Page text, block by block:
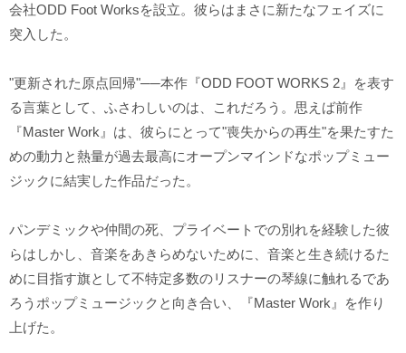
会社ODD Foot Worksを設立。彼らはまさに新たなフェイズに
突入した。
"更新された原点回帰"──本作『ODD FOOT WORKS 2』を表す
る言葉として、ふさわしいのは、これだろう。思えば前作
『Master Work』は、彼らにとって"喪失からの再生"を果たすた
めの動力と熱量が過去最高にオープンマインドなポップミュー
ジックに結実した作品だった。
パンデミックや仲間の死、プライベートでの別れを経験した彼
らはしかし、音楽をあきらめないために、音楽と生き続けるた
めに目指す旗として不特定多数のリスナーの琴線に触れるであ
ろうポップミュージックと向き合い、『Master Work』を作り
上げた。